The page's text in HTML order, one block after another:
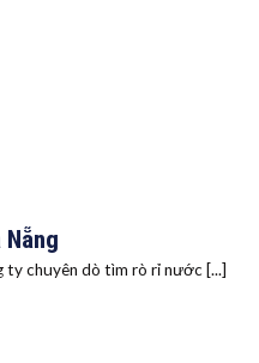
chuyên dò tìm rò rỉ nước [...]